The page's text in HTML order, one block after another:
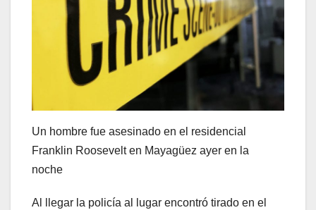
Un hombre fue asesinado en el residencial
Franklin Roosevelt en Mayagüez ayer en la
noche
Al llegar la policía al lugar encontró tirado en el